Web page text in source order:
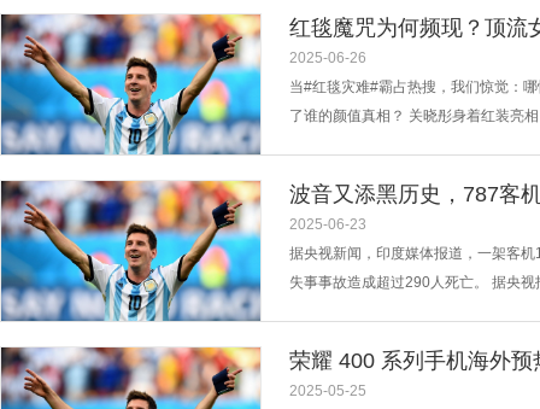
红毯魔咒为何频现？顶流
2025-06-26
当#红毯灾难#霸占热搜，我们惊觉：
了谁的颜值真相？ 关晓彤身着红装亮
波音又添黑历史，787客
2025-06-23
据央视新闻，印度媒体报道，一架客
失事事故造成超过290人死亡。 据央
荣耀 400 系列手机海外预
2025-05-25